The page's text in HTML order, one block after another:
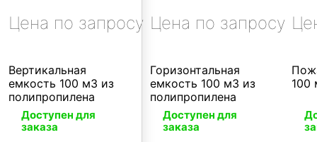
Вертикальная
емкость 100 м3 из
полипропилена
Доступен для
заказа
Цена по запросу
Горизонтальная
емкость 100 м3 из
полипропилена
Доступен для
заказа
Цена по запросу
100